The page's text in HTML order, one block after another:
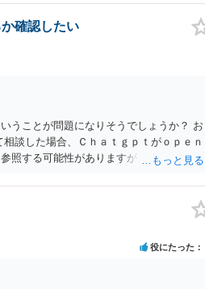
確認したい
うことが問題になりそうでしょうか？ お
談した場合、Ｃｈａｔｇｐｔがｏｐｅｎ
照する可能性がありますが、個人名や会
誉棄損として、個人や会社に対する誹謗
、誰がその内容をｃｈａｔｇｐｔに入力
れることはないでしょう。 私見ながらご
役にたった